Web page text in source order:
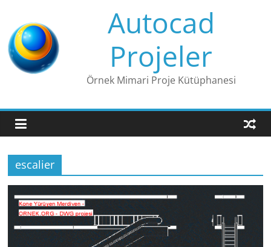
content
Autocad
Projeler
Örnek Mimari Proje Kütüphanesi
escalier